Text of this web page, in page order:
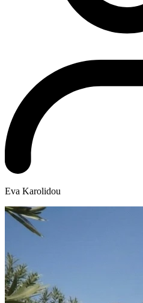
Eva Karolidou